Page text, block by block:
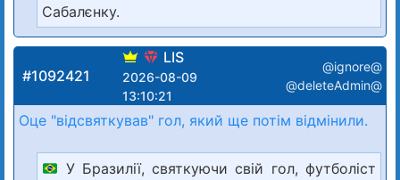
Сабалєнку.
#1092421
LIS
2026-08-09
13:10:21
@ignore@
@deleteAdmin@
Оце "відсвяткував" гол, який ще потім відмінили.
У Бразилії, святкуючи свій гол, футболіст